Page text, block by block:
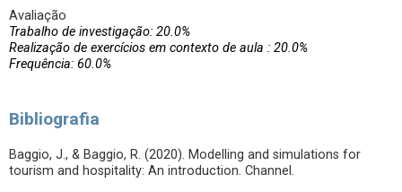
Avaliação
Trabalho de investigação: 20.0%
Realização de exercícios em contexto de aula : 20.0%
Frequência: 60.0%
Bibliografia
Baggio, J., & Baggio, R. (2020). Modelling and simulations for
tourism and hospitality: An introduction. Channel.